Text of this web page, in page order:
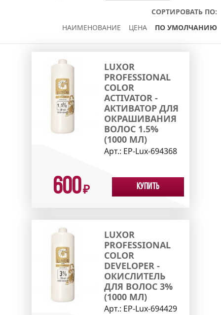
СОРТИРОВАТЬ ПО:
НАИМЕНОВАНИЕ
ЦЕНА ПО УМОЛЧАНИЮ
LUXOR
PROFESSIONAL
COLOR
ACTIVATOR -
АКТИВАТОР ДЛЯ
ОКРАШИВАНИЯ
ВОЛОС 1.5%
(1000 МЛ)
Арт.: EP-Lux-694368
600₽ Купить
LUXOR
PROFESSIONAL
COLOR
DEVELOPER -
ОКИСЛИТЕЛЬ
ДЛЯ ВОЛОС 3%
(1000 МЛ)
Арт.: EP-Lux-694429